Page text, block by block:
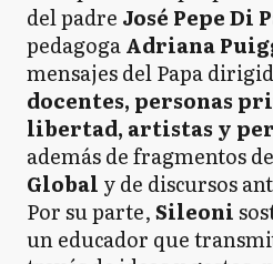
del padre José Pepe Di
pedagogaAdriana
mensajes del Papa
docentes, personas
libertad, artistas y
además de fragmentos
Global y de discursos
Por su parte,Sileoni
un educador que